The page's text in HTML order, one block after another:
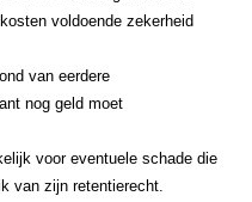
voldoende zekerheid
van eerdere
nog geld moet
voor eventuele schade die
van zijn retentierecht.